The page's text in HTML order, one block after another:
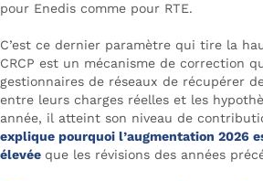
pour Enedis comme pour RTE.
C’est ce dernier paramètre qui tire la
CRCP est un mécanisme de correction
gestionnaires de réseaux de récupérer
entre leurs charges réelles et les
année, il atteint son niveau de
explique pourquoi l’augmentation 2026
élevée que les révisions des années